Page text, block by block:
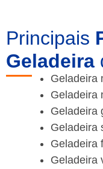
Principais
Geladeira
Geladeira
Geladeira
Geladeira
Geladeira
Geladeira
Geladeira